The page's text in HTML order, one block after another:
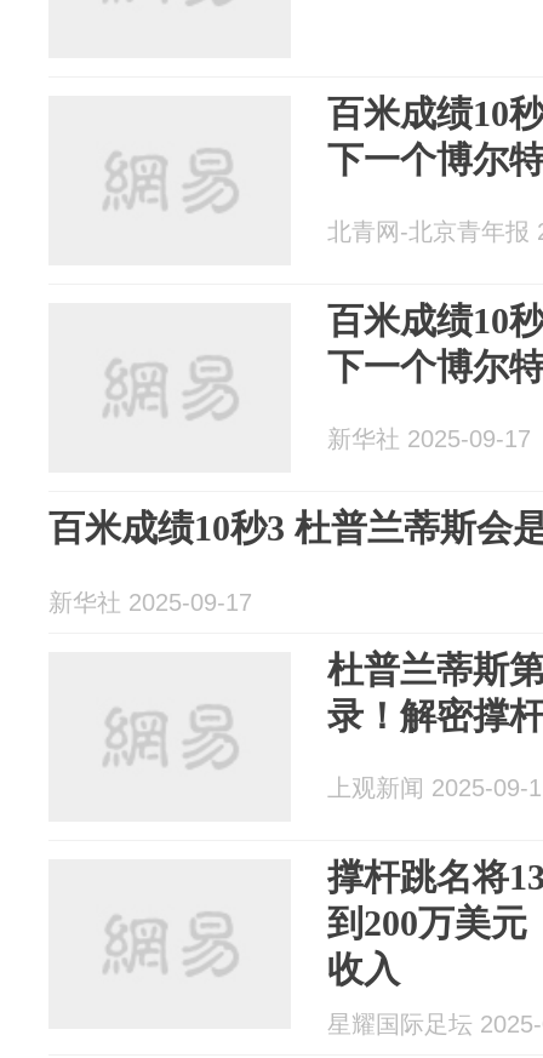
百米成绩10
下一个博尔
北青网-北京青年报
百米成绩10
下一个博尔
新华社 2025-09-17
百米成绩10秒3 杜普兰蒂斯会
新华社 2025-09-17
杜普兰蒂斯
录！解密撑
上观新闻 2025-09-
撑杆跳名将
到200万美元
收入
星耀国际足坛